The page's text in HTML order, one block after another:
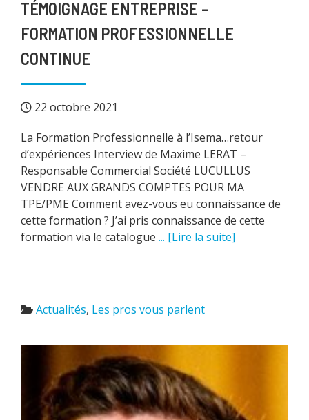
TÉMOIGNAGE ENTREPRISE –
FORMATION PROFESSIONNELLE
CONTINUE
22 octobre 2021
La Formation Professionnelle à l’Isema…retour
d’expériences Interview de Maxime LERAT –
Responsable Commercial Société LUCULLUS
VENDRE AUX GRANDS COMPTES POUR MA
TPE/PME Comment avez-vous eu connaissance de
cette formation ? J’ai pris connaissance de cette
formation via le catalogue ... [Lire la suite]
Actualités, Les pros vous parlent